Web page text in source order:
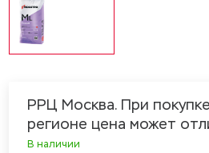
РРЦ Москва. При
регионе цена может
В наличии